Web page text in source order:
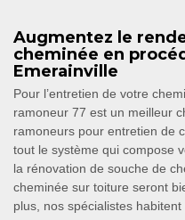
Augmentez le
cheminée en
Emerainville
Pour l’entretien de votre
ramoneur 77 est un meilleur
ramoneurs pour entretien de
tout le système qui compose
la rénovation de souche de
cheminée sur toiture seront
plus, nos spécialistes